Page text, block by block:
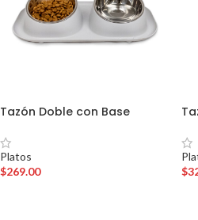
Tazón Doble con Base
Platos
$269.00
$